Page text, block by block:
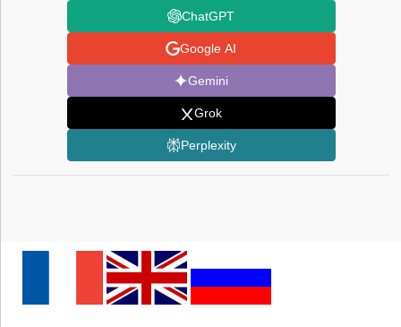
ChatGPT
Google AI
Gemini
Grok
Perplexity